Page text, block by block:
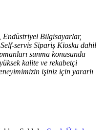
Endüstriyel Bilgisayarlar,
servis Sipariş Kiosku dahil
sunma konusunda
kalite ve rekabetçi
işiniz için yararlı